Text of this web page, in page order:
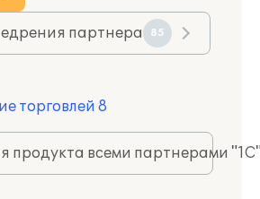
партнера 85
торговлей 8
продукта всеми партнерами